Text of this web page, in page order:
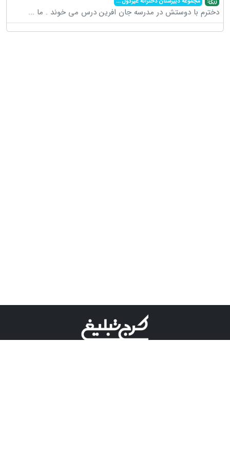
دخترم با دوستش در مدرسه جان افرین درس می خوند . ما ...